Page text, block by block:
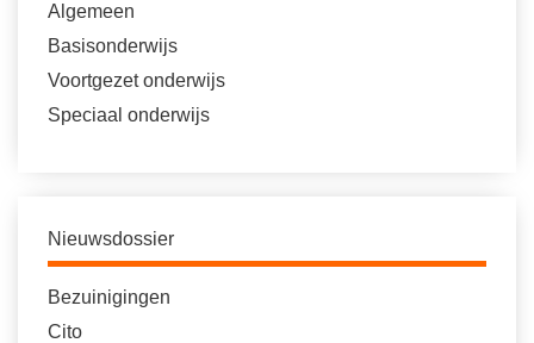
Algemeen
Basisonderwijs
Voortgezet onderwijs
Speciaal onderwijs
Nieuwsdossier
Bezuinigingen
Cito